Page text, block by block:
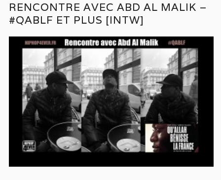
RENCONTRE AVEC ABD AL MALIK –
#QABLF ET PLUS [INTW]